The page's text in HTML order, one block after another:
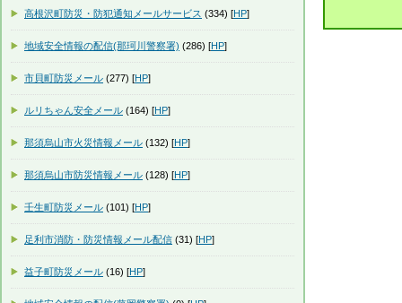
高根沢町防災・防犯通知メールサービス (334) [HP]
地域安全情報の配信(那珂川警察署) (286) [HP]
市貝町防災メール (277) [HP]
ルリちゃん安全メール (164) [HP]
那須烏山市火災情報メール (132) [HP]
那須烏山市防災情報メール (128) [HP]
壬生町防災メール (101) [HP]
足利市消防・防災情報メール配信 (31) [HP]
益子町防災メール (16) [HP]